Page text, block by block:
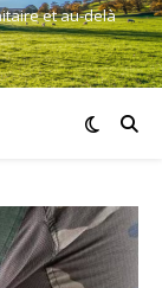
et au-delà